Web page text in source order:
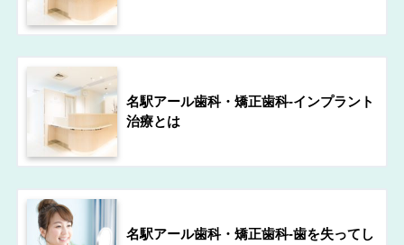
名駅アール歯科・矯正歯科-インプラント
治療とは
名駅アール歯科・矯正歯科-歯を失ってし